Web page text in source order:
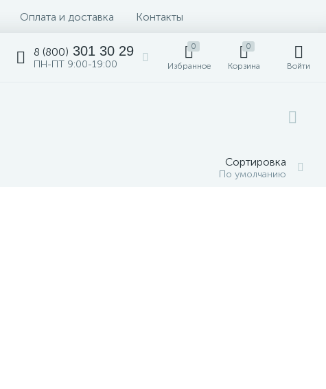
Оплата и доставка Контакты
8 (800) 301 30 29
ПН-ПТ 9:00-19:00
0
Избранное
0
Корзина Войти
Сортировка
По умолчанию